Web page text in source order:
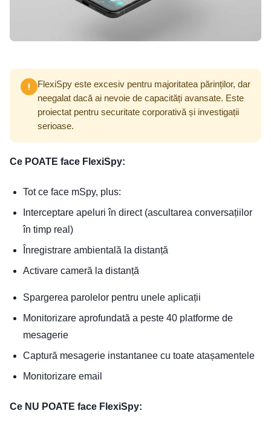
FlexiSpy este excesiv pentru majoritatea părinților, dar
neegalat dacă ai nevoie de capacități avansate. Este
proiectat pentru securitate corporativă și investigații
serioase.
Ce POATE face FlexiSpy:
Tot ce face mSpy, plus:
Interceptare apeluri în direct (ascultarea conversațiilor
în timp real)
Înregistrare ambientală la distanță
Activare cameră la distanță
Spargerea parolelor pentru unele aplicații
Monitorizare aprofundată a peste 40 platforme de
mesagerie
Captură mesagerie instantanee cu toate atașamentele
Monitorizare email
Ce NU POATE face FlexiSpy: